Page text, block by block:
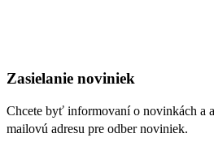
Zasielanie noviniek
Chcete byť informovaní o novinkách a
mailovú adresu pre odber noviniek.